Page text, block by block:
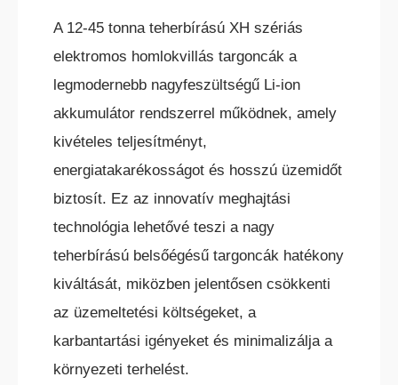
HASZNÁLT TARGONCÁK
AKCIÓS
TARGONCÁK
A 12-45 tonna teherbírású XH szériás
elektromos homlokvillás targoncák a
legmodernebb nagyfeszültségű Li-ion
akkumulátor rendszerrel működnek, amely
kivételes teljesítményt,
energiatakarékosságot és hosszú üzemidőt
biztosít. Ez az innovatív meghajtási
technológia lehetővé teszi a nagy
teherbírású belsőégésű targoncák hatékony
kiváltását, miközben jelentősen csökkenti
az üzemeltetési költségeket, a
karbantartási igényeket és minimalizálja a
környezeti terhelést.